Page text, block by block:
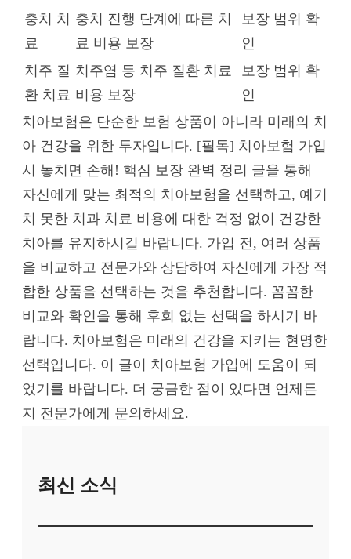
충치 치
료
충치 진행 단계에 따른 치
료 비용 보장
보장 범위 확
인
치주 질
환 치료
치주염 등 치주 질환 치료
비용 보장
보장 범위 확
인
치아보험은 단순한 보험 상품이 아니라 미래의 치
아 건강을 위한 투자입니다. [필독] 치아보험 가입
시 놓치면 손해! 핵심 보장 완벽 정리 글을 통해
자신에게 맞는 최적의 치아보험을 선택하고, 예기
치 못한 치과 치료 비용에 대한 걱정 없이 건강한
치아를 유지하시길 바랍니다. 가입 전, 여러 상품
을 비교하고 전문가와 상담하여 자신에게 가장 적
합한 상품을 선택하는 것을 추천합니다. 꼼꼼한
비교와 확인을 통해 후회 없는 선택을 하시기 바
랍니다. 치아보험은 미래의 건강을 지키는 현명한
선택입니다. 이 글이 치아보험 가입에 도움이 되
었기를 바랍니다. 더 궁금한 점이 있다면 언제든
지 전문가에게 문의하세요.
최신 소식